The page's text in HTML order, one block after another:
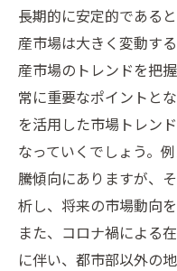
長期的に安定的である
産市場は大きく変動す
産市場のトレンドを把
常に重要なポイントと
を活用した市場トレン
なっていくでしょう。
騰傾向にありますが、
析し、将来の市場動向
また、コロナ禍による
に伴い、都市部以外の